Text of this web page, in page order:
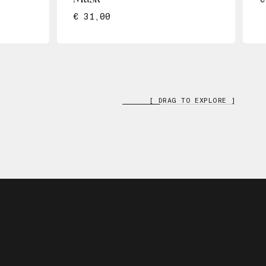
€ 31,00
[ DRAG TO EXPLORE ]